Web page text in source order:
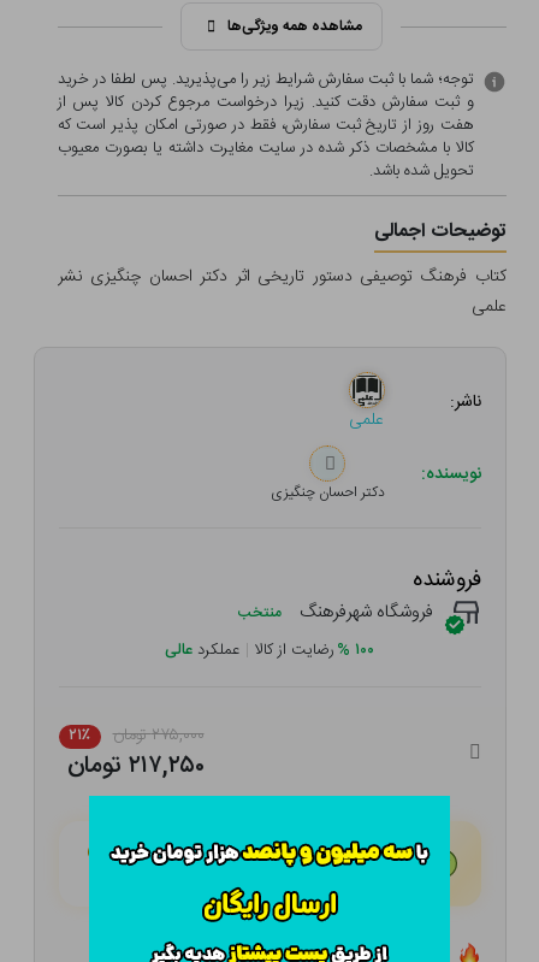
مشاهده همه ویژگی‌ها
توجه؛ شما با ثبت سفارش شرایط زیر را می‌پذیرید. پس لطفا در خرید
و ثبت سفارش دقت کنید. زیرا درخواست مرجوع کردن کالا پس از
هفت روز از تاریخ ثبت سفارش، فقط در صورتی امکان پذیر است که
کالا با مشخصات ذکر شده در سایت مغایرت داشته یا بصورت معيوب
تحویل شده باشد.
توضیحات اجمالی
کتاب فرهنگ توصیفی دستور تاریخی اثر دکتر احسان چنگیزی نشر
علمی
ناشر:
علمی
نویسنده:
دکتر احسان چنگیزی
فروشنده
فروشگاه شهرفرهنگ منتخب
۱۰۰ %رضایت از کالا | عملکرد عالی
۲۷۵,۰۰۰ تومان ۲۱٪
۲۱۷,۲۵۰ تومان
هـر قسط با تــرب‌پــی:۵۴,۳۱۳ تومان